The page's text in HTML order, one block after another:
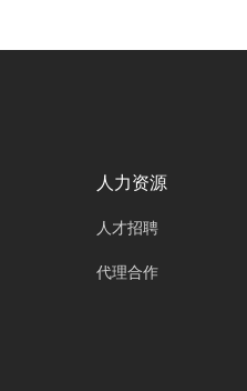
程中发挥着关键
人力资源
人才招聘
代理合作